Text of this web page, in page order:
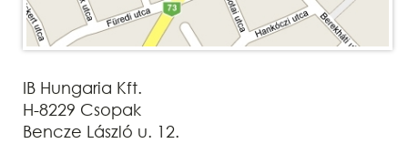
IB Hungaria Kft.
H-8229 Csopak
Bencze László u. 12.